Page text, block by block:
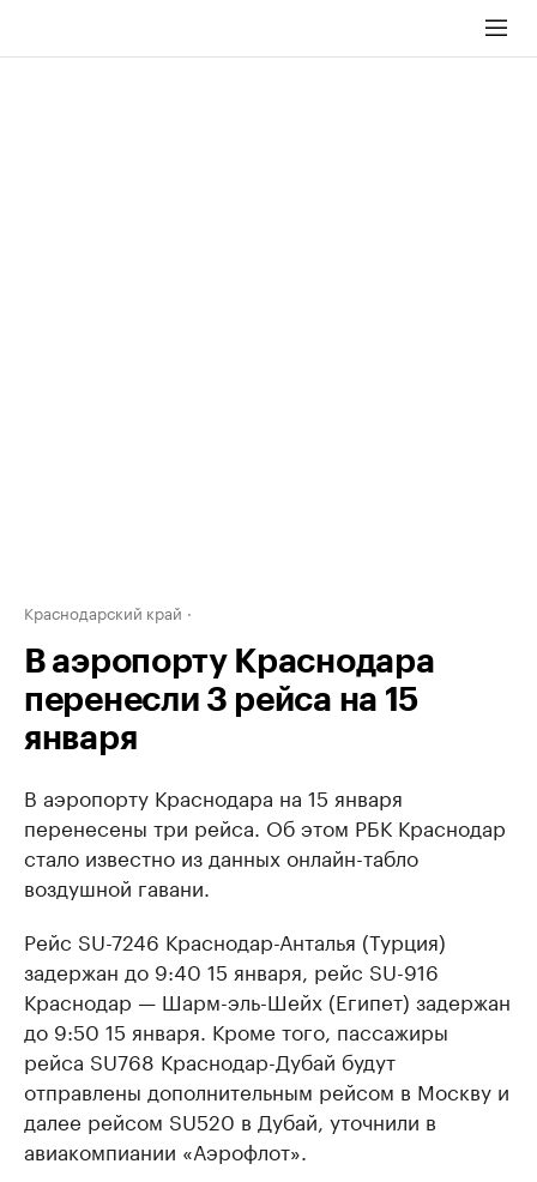
Краснодарский край
В аэропорту Краснодара
перенесли 3 рейса на 15
января
В аэропорту Краснодара на 15 января
перенесены три рейса. Об этом РБК Краснодар
стало известно из данных онлайн-табло
воздушной гавани.
Рейс SU-7246 Краснодар-Анталья (Турция)
задержан до 9:40 15 января, рейс SU-916
Краснодар — Шарм-эль-Шейх (Египет) задержан
до 9:50 15 января. Кроме того, пассажиры
рейса SU768 Краснодар-Дубай будут
отправлены дополнительным рейсом в Москву и
далее рейсом SU520 в Дубай, уточнили в
авиакомпиании «Аэрофлот».